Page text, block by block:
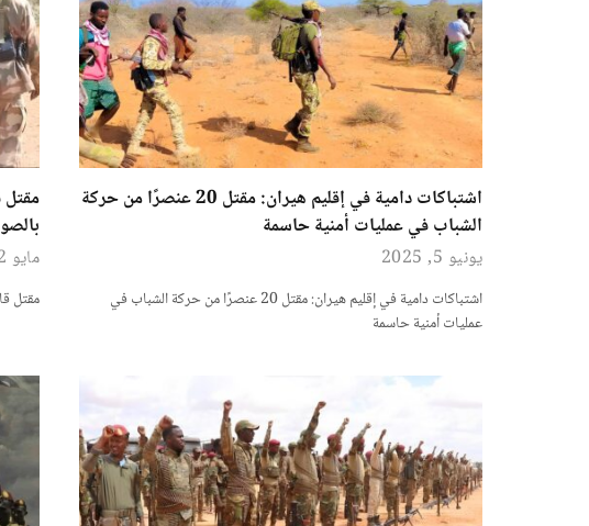
اشتباكات دامية في إقليم هيران: مقتل 20 عنصرًا من حركة
الشباب في عمليات أمنية حاسمة
يونيو 5, 2025
اشتباكات دامية في إقليم هيران: مقتل 20 عنصرًا من حركة الشباب في
عمليات أمنية حاسمة
مقتل
مايو 22, 2025
مقتل